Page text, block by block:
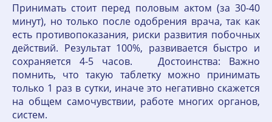
Принимать стоит перед половым актом (за 30-40
минут), но только после одобрения врача, так как
есть противопоказания, риски развития побочных
действий. Результат 100%, развивается быстро и
сохраняется 4-5 часов. Достоинства: Важно
помнить, что такую таблетку можно принимать
только 1 раз в сутки, иначе это негативно скажется
на общем самочувствии, работе многих органов,
систем.